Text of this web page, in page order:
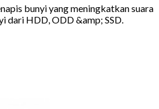
bunyi yang meningkatkan suara
dari HDD, ODD &amp; SSD.